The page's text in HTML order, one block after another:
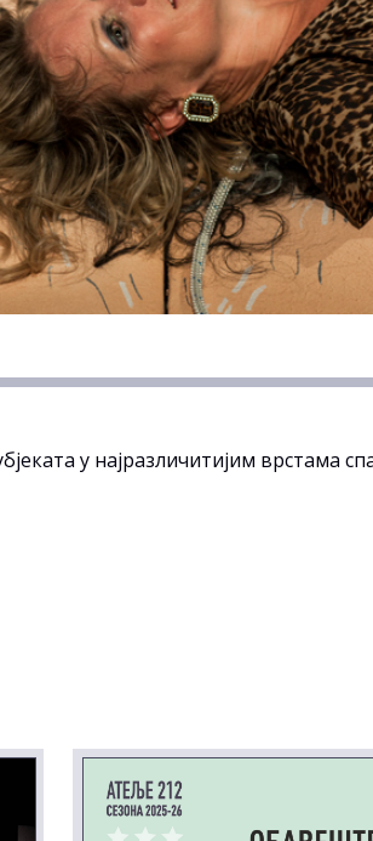
у најразличитијим врстама